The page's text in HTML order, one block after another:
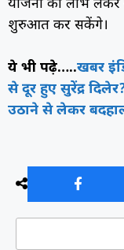
योजना का लाभ
शुरुआत कर सकेंगे।
ये भी पढ़े…..खबर
से दूर हुए सुरेंद्र
उठाने से लेकर